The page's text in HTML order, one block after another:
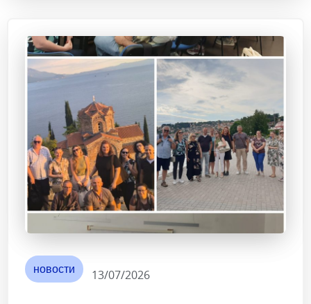
новости 13/07/2026